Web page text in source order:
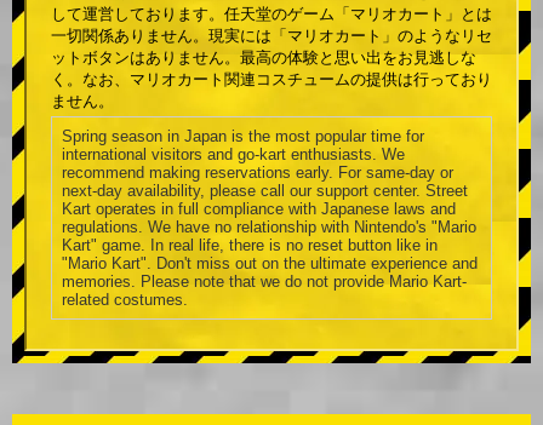
して運営しております。任天堂のゲーム「マリオカート」とは
一切関係ありません。現実には「マリオカート」のようなリセ
ットボタンはありません。最高の体験と思い出をお見逃しな
く。なお、マリオカート関連コスチュームの提供は行っており
ません。
Spring season in Japan is the most popular time for
international visitors and go-kart enthusiasts. We
recommend making reservations early. For same-day or
next-day availability, please call our support center. Street
Kart operates in full compliance with Japanese laws and
regulations. We have no relationship with Nintendo's "Mario
Kart" game. In real life, there is no reset button like in
"Mario Kart". Don't miss out on the ultimate experience and
memories. Please note that we do not provide Mario Kart-
related costumes.